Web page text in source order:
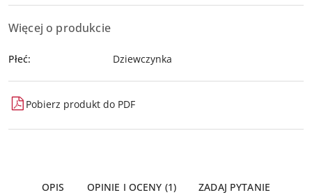
Więcej o produkcie
Płeć: Dziewczynka
Pobierz produkt do PDF
OPIS OPINIE I OCENY (1) ZADAJ PYTANIE